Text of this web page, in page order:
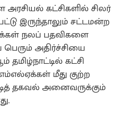
கட்சிகளில் சிலர்
இருந்தாலும் சட்டமன்ற
நலப் பதவிகளை
அதிர்ச்சியை
கட்சி
எம்எல்ஏக்கள் மீது குற்ற
தகவல் அனைவருக்கும்